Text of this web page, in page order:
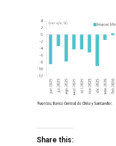
Share this: